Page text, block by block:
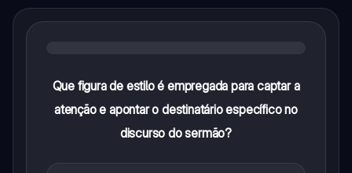
Que figura de estilo é empregada para captar a
atenção e apontar o destinatário específico no
discurso do sermão?